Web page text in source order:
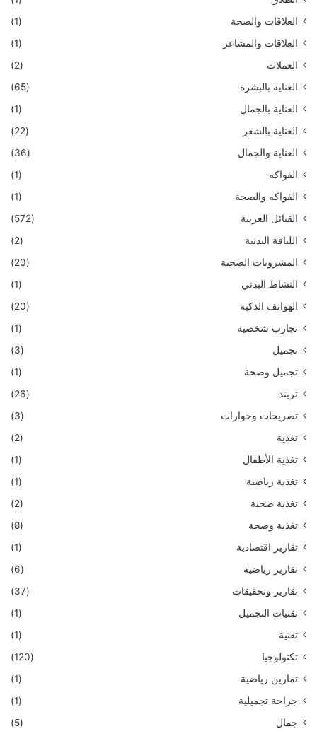
العلاقات والصحة
(1)
العلاقات والمشاعر
(1)
العملات
(2)
العناية بالبشرة
(65)
العناية بالجمال
(1)
العناية بالشعر
(22)
العناية والجمال
(36)
الفواكه
(1)
الفواكه والصحة
(1)
القبائل العربية
(572)
اللياقة البدنية
(2)
المشروبات الصحية
(20)
النشاط البدني
(1)
الهواتف الذكية
(20)
تجارب شخصية
(1)
تجميل
(3)
تجميل وصحة
(1)
تريند
(26)
تصريحات وحوارات
(3)
تغذية
(2)
تغذية الأطفال
(1)
تغذية رياضية
(1)
تغذية صحية
(2)
تغذية وصحة
(8)
تقارير اقتصادية
(1)
تقارير رياضية
(6)
تقارير وتحقيقات
(37)
تقنيات التجميل
(1)
تقنية
(1)
تكنولوجيا
(120)
تمارين رياضية
(1)
جراحة تجميلية
(1)
جمال
(5)